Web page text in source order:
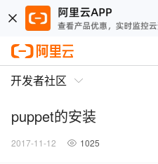
开发者社区
puppet的安装
2017-11-12 1025